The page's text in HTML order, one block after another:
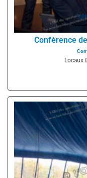
Conférence
Locaux